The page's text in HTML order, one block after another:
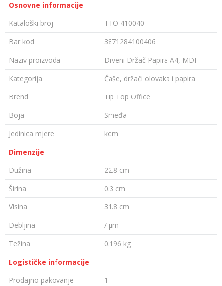
Osnovne informacije
Kataloški broj
TTO 410040
Bar kod
3871284100406
Naziv proizvoda
Drveni Držač Papira A4, MDF
Kategorija
Čaše, držači olovaka i papira
Brend
Tip Top Office
Boja
Smeđa
Jedinica mjere
kom
Dimenzije
Dužina
22.8 cm
Širina
0.3 cm
Visina
31.8 cm
Debljina
/ µm
Težina
0.196 kg
Logističke informacije
Prodajno pakovanje
1